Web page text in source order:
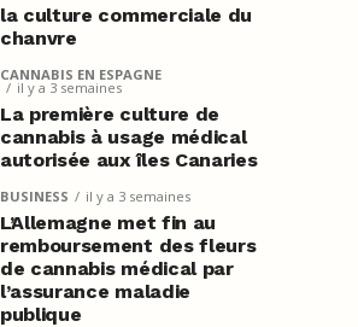
la culture commerciale du
chanvre
CANNABIS EN ESPAGNE
il y a 3 semaines
La première culture de
cannabis à usage médical
autorisée aux îles Canaries
BUSINESS il y a 3 semaines
L’Allemagne met fin au
remboursement des fleurs
de cannabis médical par
l’assurance maladie
publique